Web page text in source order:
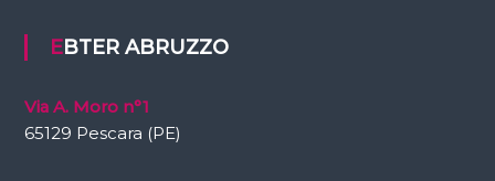
EBTER ABRUZZO
Via A. Moro n°1
65129 Pescara (PE)